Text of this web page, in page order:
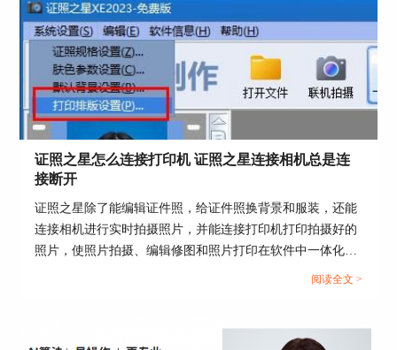
证件照就保存成功了。
图5：证件照保存
证照之星怎么连接打印机 证照之星连接相机总是连
接断开
证照之星除了能编辑证件照，给证件照换背景和服装，还能
连接相机进行实时拍摄照片，并能连接打印机打印拍摄好的
照片，使照片拍摄、编辑修图和照片打印在软件中一体化操
作。那么证件照如何在证照之星中拍摄和打印呢？这篇文章
阅读全文 >